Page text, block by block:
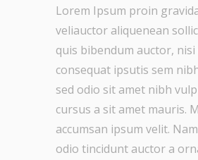
Lorem Ipsum proin
veliauctor aliquenean
quis bibendum auctor,
consequat ipsutis sem
sed odio sit amet nibh
cursus a sit amet mauris.
accumsan ipsum velit.
odio tincidunt auctor a